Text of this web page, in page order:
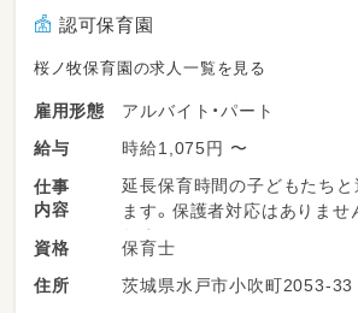
認可保育園
桜ノ牧保育園の求人一覧を見る
雇用形態
アルバイト・パート
給与
時給1,075円 〜
仕事
内容
延長保育時間の子どもたちと
ます。保護者対応はありませ
りません。
資格
保育士
住所
茨城県水戸市小吹町2053-33